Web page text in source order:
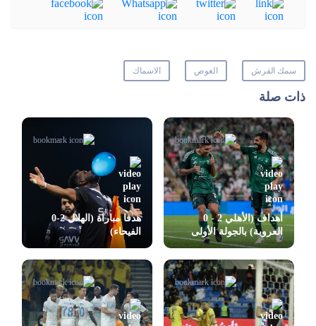
سمك القرش الغوص الاسماك
ذات صلة
أهداف (الأهلي 2 - 0
العروبة) بالجولة الأولى
بدوري روشن
هدفا مباراة (الهلال 2-0
الفيحاء)